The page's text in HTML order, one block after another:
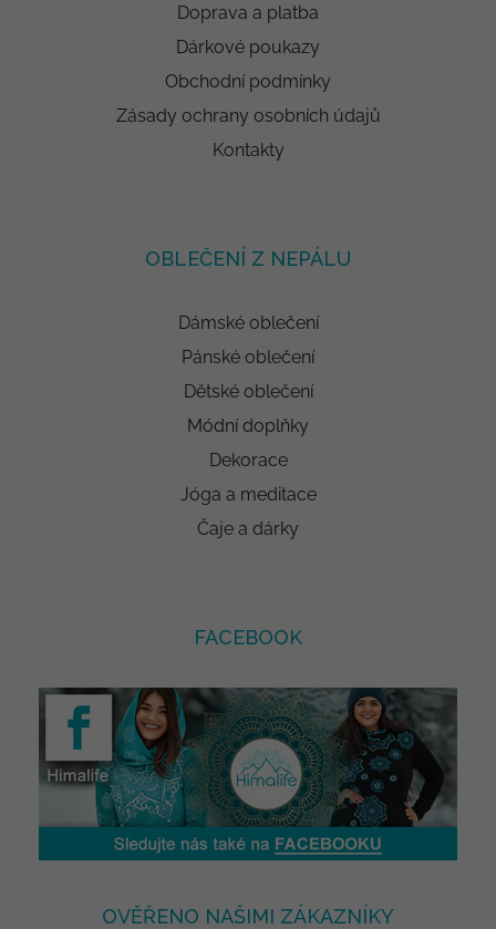
Doprava a platba
Dárkové poukazy
Obchodní podmínky
Zásady ochrany osobních údajů
Kontakty
OBLEČENÍ Z NEPÁLU
Dámské oblečení
Pánské oblečení
Dětské oblečení
Módní doplňky
Dekorace
Jóga a meditace
Čaje a dárky
FACEBOOK
OVĚŘENO NAŠIMI ZÁKAZNÍKY